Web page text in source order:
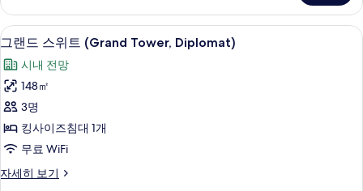
기
Wing
Lujiazui
Suite)
사
진
모
두
보
기
글
침
대
개
(River
Lujiazui
Suite)
자
세
히
그
랜
드
스
위
트
(Grand
Tower,
그랜드 스위트 (Grand Tower,
9
그랜드 스위트 (Grand Tower, Diplomat)
시내 전망
148㎡
3명
킹사이즈침대 1개
무료 WiFi
자세히 보기
그